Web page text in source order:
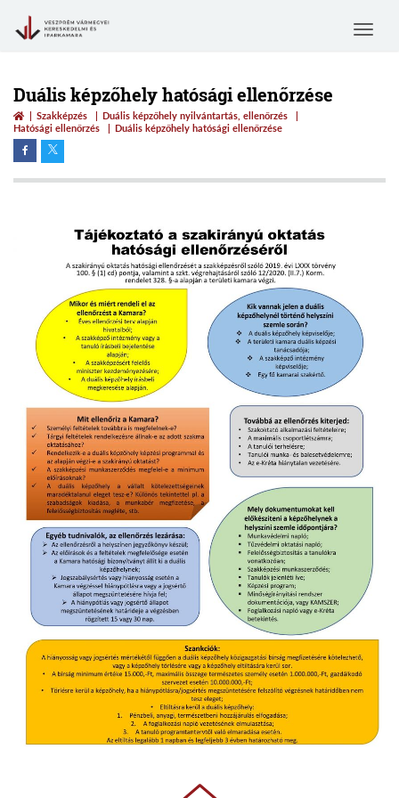
Toggle
Duális képzőhely hatósági ellenőrzése
Szakképzés
Duális képzőhely nyilvántartás, ellenőrzés
Hatósági ellenőrzés
Duális képzőhely hatósági ellenőrzése